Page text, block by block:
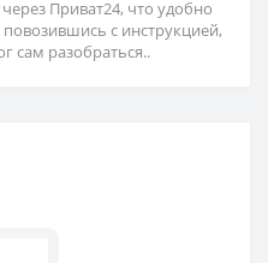
Приват24, что удобно
с инструкцией,
сам разобраться..